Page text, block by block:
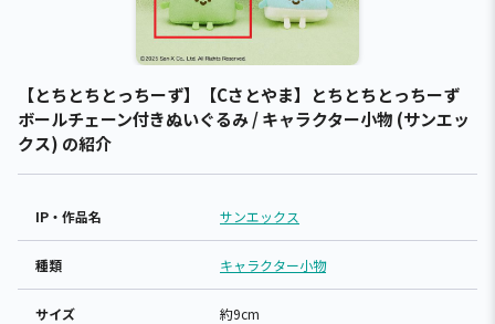
【とちとちとっちーず】【Cさとやま】とちとちとっちーず
ボールチェーン付きぬいぐるみ / キャラクター小物 (サンエッ
クス) の紹介
IP・作品名 サンエックス
種類 キャラクター小物
サイズ 約9cm